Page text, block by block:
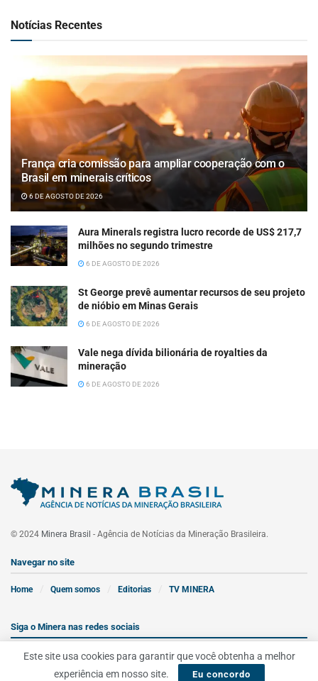
Notícias Recentes
França cria comissão para ampliar cooperação com o
Brasil em minerais críticos
6 DE AGOSTO DE 2026
Aura Minerals registra lucro recorde de US$ 217,7
milhões no segundo trimestre
6 DE AGOSTO DE 2026
St George prevê aumentar recursos de seu projeto
de nióbio em Minas Gerais
6 DE AGOSTO DE 2026
Vale nega dívida bilionária de royalties da
mineração
6 DE AGOSTO DE 2026
© 2024 Minera Brasil - Agência de Notícias da Mineração Brasileira.
Navegar no site
Home Quem somos Editorias TV MINERA
Siga o Minera nas redes sociais
Este site usa cookies para garantir que você obtenha a melhor
experiência em nosso site.
Eu concordo